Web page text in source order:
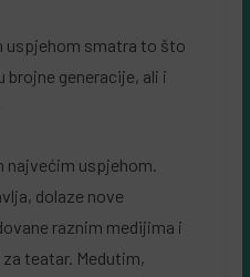
uspjehom smatra to što
generacije, ali i
najvećim uspjehom.
dolaze nove
raznim medijima i
teatar. Medutim,